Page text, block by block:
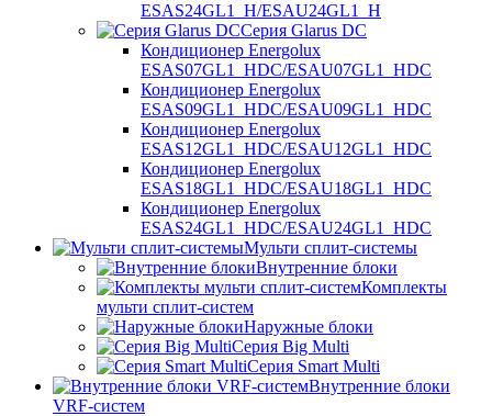
ESAS24GL1_H/ESAU24GL1_H
Серия Glarus DC
Кондиционер Energolux
ESAS07GL1_HDC/ESAU07GL1_HDC
Кондиционер Energolux
ESAS09GL1_HDC/ESAU09GL1_HDC
Кондиционер Energolux
ESAS12GL1_HDC/ESAU12GL1_HDC
Кондиционер Energolux
ESAS18GL1_HDC/ESAU18GL1_HDC
Кондиционер Energolux
ESAS24GL1_HDC/ESAU24GL1_HDC
Мульти сплит-системы
Внутренние блоки
Комплекты
мульти сплит-систем
Наружные блоки
Серия Big Multi
Серия Smart Multi
Внутренние блоки
VRF-систем